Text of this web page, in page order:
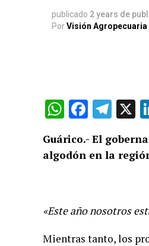
publicado 2 years de
PorVisión Agropecuaria
WhatsApp
X
Guárico.- El
algodón en la
«Este año nosotros
Mientras tanto, los